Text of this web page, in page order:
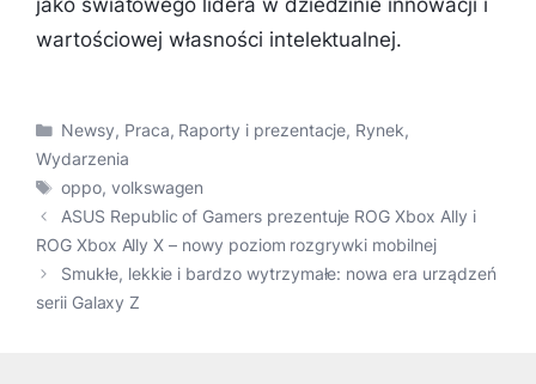
wartościowej własności intelektualnej.
Kategorie
Newsy, Praca, Raporty i prezentacje, Rynek,
Wydarzenia
Tagi
oppo, volkswagen
ASUS Republic of Gamers prezentuje ROG Xbox Ally i
ROG Xbox Ally X – nowy poziom rozgrywki mobilnej
Smukłe, lekkie i bardzo wytrzymałe: nowa era urządzeń
serii Galaxy Z